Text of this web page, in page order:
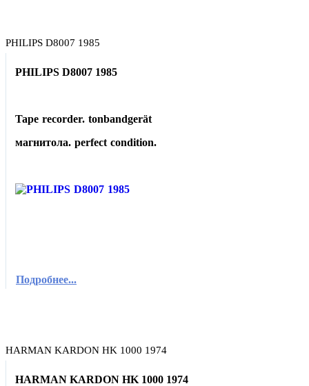
PHILIPS D8007 1985
PHILIPS D8007 1985
Tape recorder. tonbandgerät
магнитола. perfect condition.
Подробнее...
HARMAN KARDON HK 1000 1974
HARMAN KARDON HK 1000 1974